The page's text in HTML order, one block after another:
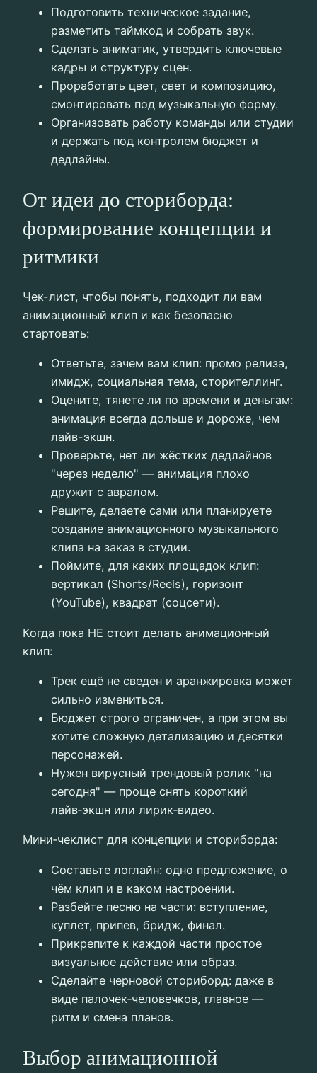
Подготовить техническое задание,
разметить таймкод и собрать звук.
Сделать аниматик, утвердить ключевые
кадры и структуру сцен.
Проработать цвет, свет и композицию,
смонтировать под музыкальную форму.
Организовать работу команды или студии
и держать под контролем бюджет и
дедлайны.
От идеи до сториборда:
формирование концепции и
ритмики
Чек-лист, чтобы понять, подходит ли вам
анимационный клип и как безопасно
стартовать:
Ответьте, зачем вам клип: промо релиза,
имидж, социальная тема, сторителлинг.
Оцените, тянете ли по времени и деньгам:
анимация всегда дольше и дороже, чем
лайв-экшн.
Проверьте, нет ли жёстких дедлайнов
"через неделю" — анимация плохо
дружит с авралом.
Решите, делаете сами или планируете
создание анимационного музыкального
клипа на заказ в студии.
Поймите, для каких площадок клип:
вертикал (Shorts/Reels), горизонт
(YouTube), квадрат (соцсети).
Когда пока НЕ стоит делать анимационный
клип:
Трек ещё не сведен и аранжировка может
сильно измениться.
Бюджет строго ограничен, а при этом вы
хотите сложную детализацию и десятки
персонажей.
Нужен вирусный трендовый ролик "на
сегодня" — проще снять короткий
лайв‑экшн или лирик‑видео.
Мини‑чеклист для концепции и сториборда:
Составьте логлайн: одно предложение, о
чём клип и в каком настроении.
Разбейте песню на части: вступление,
куплет, припев, бридж, финал.
Прикрепите к каждой части простое
визуальное действие или образ.
Сделайте черновой сториборд: даже в
виде палочек‑человечков, главное —
ритм и смена планов.
Выбор анимационной